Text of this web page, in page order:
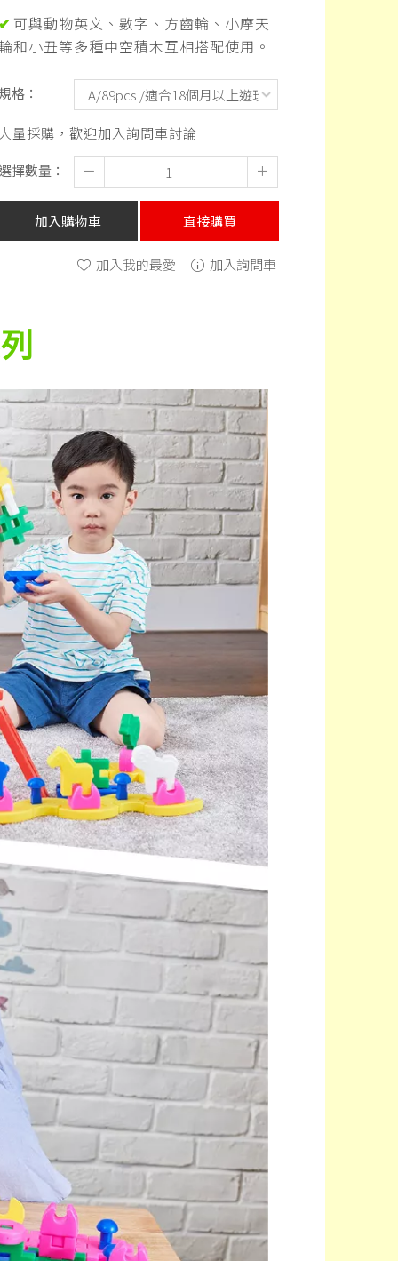
可與動物英文、數字、方齒輪、小摩天
和小丑等多種中空積木互相搭配使用。
格：
量採購，歡迎加入詢問車討論
擇數量：
＋
－
加入購物車 直接購買
加入我的最愛 加入詢問車